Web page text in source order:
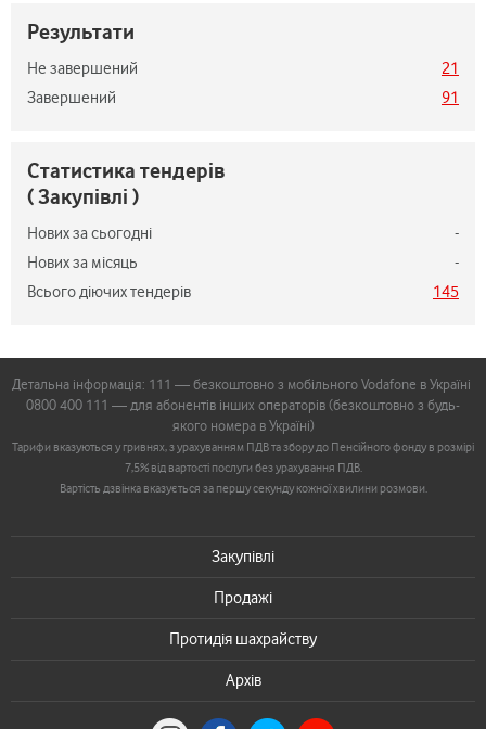
Результати
Не завершений
21
Завершений
91
Статистика тендерів
( Закупівлі )
Нових за сьогодні
-
Нових за місяць
-
Всього діючих тендерів
145
Детальна інформація: 111 — безкоштовно з мобільного Vodafone в Україні
0800 400 111 — для абонентів інших операторів (безкоштовно з будь-
якого номера в Україні)
Тарифи вказуються у гривнях, з урахуванням ПДВ та збору до Пенсійного фонду в розмірі
7,5% від вартості послуги без урахування ПДВ.
Вартість дзвінка вказується за першу секунду кожної хвилини розмови.
Закупівлі
Продажі
Протидія шахрайству
Архів